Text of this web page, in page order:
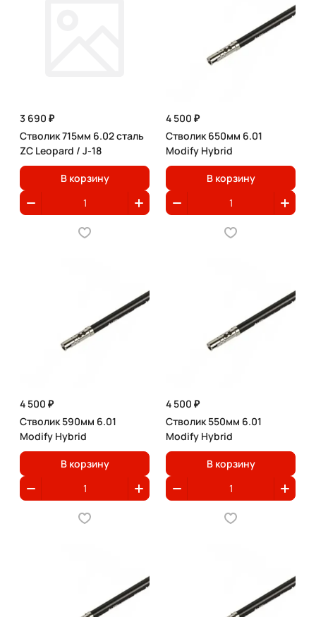
3 690 ₽
Стволик 715мм 6.02 сталь
ZC Leopard / J-18
В корзину
4 500 ₽
Стволик 650мм 6.01
Modify Hybrid
В корзину
4 500 ₽
Стволик 590мм 6.01
Modify Hybrid
В корзину
4 500 ₽
Стволик 550мм 6.01
Modify Hybrid
В корзину